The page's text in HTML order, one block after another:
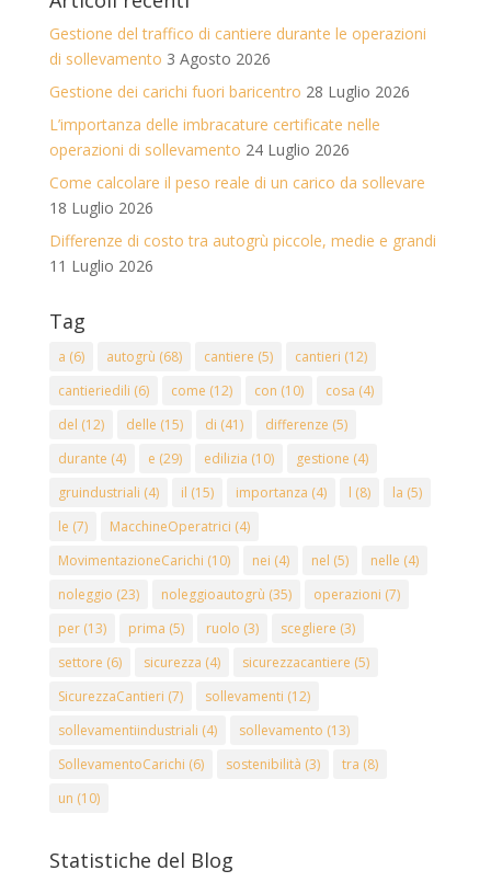
Gestione del traffico di cantiere durante le operazioni
di sollevamento 3 Agosto 2026
Gestione dei carichi fuori baricentro 28 Luglio 2026
L’importanza delle imbracature certificate nelle
operazioni di sollevamento 24 Luglio 2026
Come calcolare il peso reale di un carico da sollevare
18 Luglio 2026
Differenze di costo tra autogrù piccole, medie e grandi
11 Luglio 2026
Tag
a (6) autogrù (68) cantiere (5) cantieri (12)
cantieriedili (6) come (12) con (10) cosa (4)
del (12) delle (15) di (41) differenze (5)
durante (4) e (29) edilizia (10) gestione (4)
gruindustriali (4) il (15) importanza (4) l (8) la (5)
le (7) MacchineOperatrici (4)
MovimentazioneCarichi (10) nei (4) nel (5) nelle (4)
noleggio (23) noleggioautogrù (35) operazioni (7)
per(13) prima (5) ruolo (3) scegliere (3)
settore (6) sicurezza (4) sicurezzacantiere (5)
SicurezzaCantieri (7) sollevamenti (12)
sollevamentiindustriali (4) sollevamento (13)
SollevamentoCarichi (6) sostenibilità (3) tra (8)
un (10)
Statistiche del Blog